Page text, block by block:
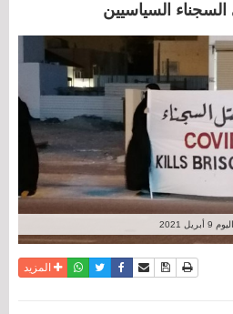
السياسيين
2021
نسخة للطباعة
حفظ الموضوع
أرسل الى صديق
فيسبوكتويترواتسابالمزيد